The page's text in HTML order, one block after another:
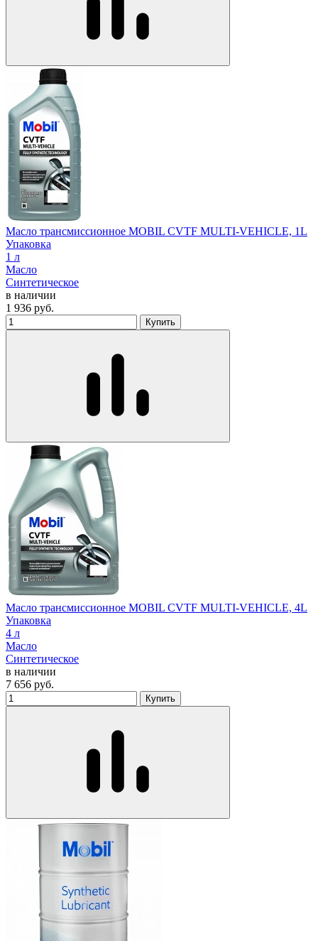
Масло трансмиссионное MOBIL CVTF MULTI-VEHICLE, 1L
Упаковка
1 л
Масло
Синтетическое
в наличии
1 936 руб.
Купить
Масло трансмиссионное MOBIL CVTF MULTI-VEHICLE, 4L
Упаковка
4 л
Масло
Синтетическое
в наличии
7 656 руб.
Купить